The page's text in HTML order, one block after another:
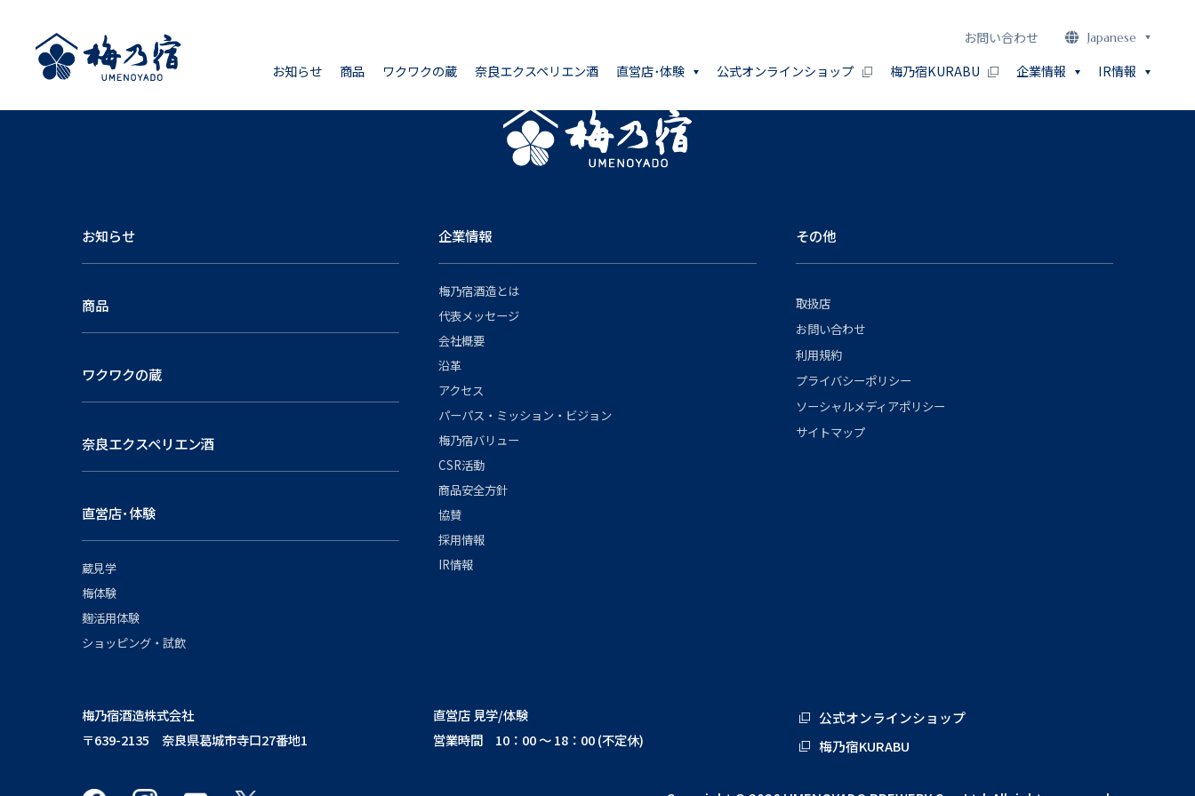
お問い合わせ Japanese
お知らせ 商品 ワクワクの蔵 奈良エクスペリエン酒 直営店･体験 公式オンラインショップ 梅乃宿KURABU 企業情報 IR情報
お知らせ
商品
ワクワクの蔵
奈良エクスペリエン酒
直営店･体験
蔵見学
梅体験
麹活用体験
ショッピング・試飲
企業情報
梅乃宿酒造とは
代表メッセージ
会社概要
沿革
アクセス
パーパス・ミッション・ビジョン
梅乃宿バリュー
CSR活動
商品安全方針
協賛
採用情報
IR情報
その他
取扱店
お問い合わせ
利用規約
プライバシーポリシー
ソーシャルメディアポリシー
サイトマップ
梅乃宿酒造株式会社
〒639-2135 奈良県葛城市寺口27番地1
直営店 見学/体験
営業時間 10：00 ～ 18：00 (不定休)
公式オンラインショップ
梅乃宿KURABU